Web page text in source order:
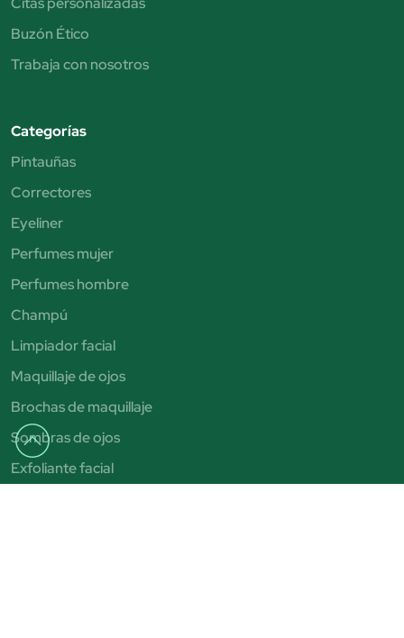
Buzón Ético
Trabaja con nosotros
Categorías
Pintauñas
Correctores
Eyeliner
Perfumes mujer
Perfumes hombre
Champú
Limpiador facial
Maquillaje de ojos
Brochas de maquillaje
Sombras de ojos
Exfoliante facial